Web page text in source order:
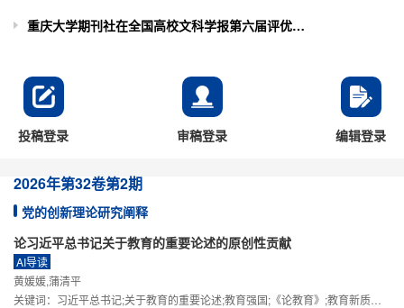
重庆大学期刊社在全国高校文科学报第六届评优活动中获佳绩
投稿登录 审稿登录 编辑登录
2026年第32卷第2期
党的创新理论研究阐释
论习近平总书记关于教育的重要论述的原创性贡献
AI导读
黄媛媛,蒲清平
关键词： 习近平总书记;关于教育的重要论述;教育强国;《论教育》;教育新质生产力;教育人工智能